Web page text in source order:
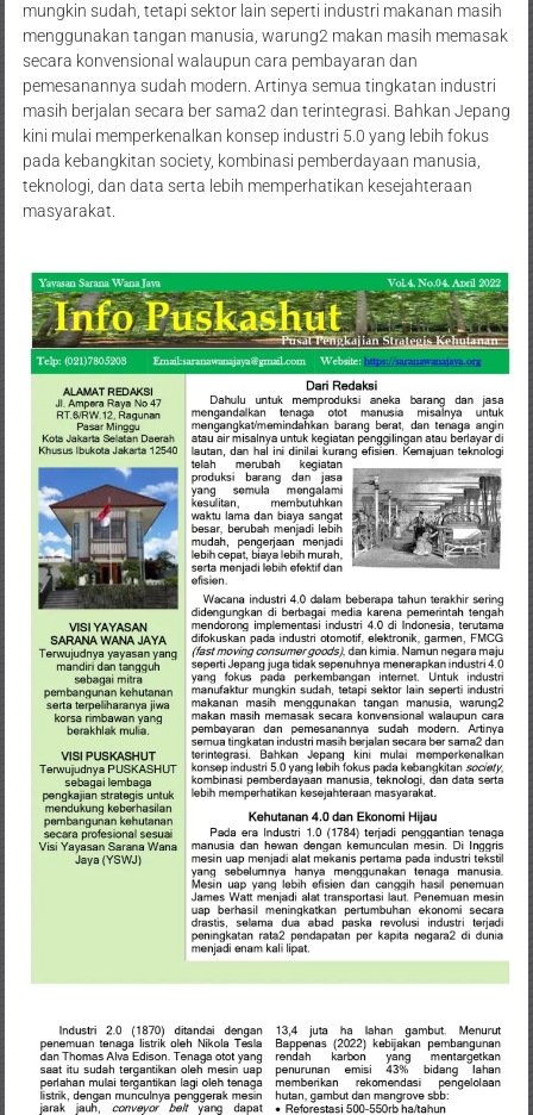
mungkin sudah, tetapi sektor lain seperti industri makanan masih
menggunakan tangan manusia, warung2 makan masih memasak
secara konvensional walaupun cara pembayaran dan
pemesanannya sudah modern. Artinya semua tingkatan industri
masih berjalan secara ber sama2 dan terintegrasi. Bahkan Jepang
kini mulai memperkenalkan konsep industri 5.0 yang lebih fokus
pada kebangkitan society, kombinasi pemberdayaan manusia,
teknologi, dan data serta lebih memperhatikan kesejahteraan
masyarakat.